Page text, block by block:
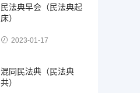
民法典早会（民法典起
床）
2023-01-17
混同民法典（民法典
共）